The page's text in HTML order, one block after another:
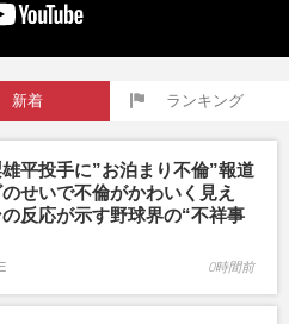
新着 ランキング
平投手に”お泊まり不倫”報道
せいで不倫がかわいく見え
反応が示す野球界の“不祥事
0時間前